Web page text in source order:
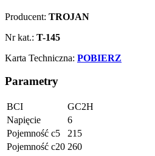
Producent: TROJAN
Nr kat.: T-145
Karta Techniczna: POBIERZ
Parametry
BCI
GC2H
Napięcie
6
Pojemność c5
215
Pojemność c20 260